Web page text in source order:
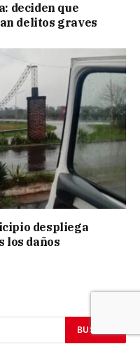
deciden que
delitos graves
despliega
los daños